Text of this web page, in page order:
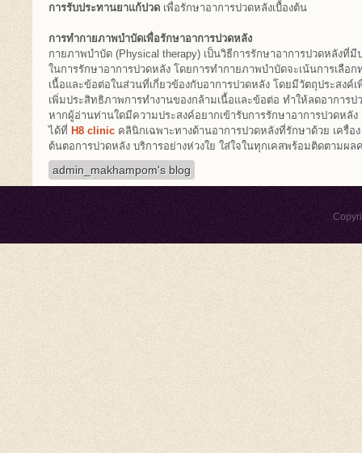
การรับประทานยาแก้ปวด เพื่อรักษาอาการปวดหลังเบื้องต้น
การทำกายภาพบำบัดเพื่อรักษาอาการปวดหลัง
กายภาพบำบัด (Physical therapy) เป็นวิธีการรักษาอาการปวดหลังที่
ในการรักษาอาการปวดหลัง โดยการทำกายภาพบำบัดจะเน้นการเลือ
เนื้อและข้อต่อในส่วนที่เกี่ยวข้องกับอาการปวดหลัง โดยมีวัตถุประสงค์
เพิ่มประสิทธิภาพการทำงานของกล้ามเนื้อและข้อต่อ ทำให้ลดอาการ
หากผู้อ่านท่านใดมีความประสงค์อยากเข้ารับการรักษาอาการปวดหลั
ได้ที่ H8 clinic คลินิกเฉพาะทางด้านอาการปวดหลังที่รักษาด้วย เครื่
ต้นตอการปวดหลัง บริการอย่างห่วงใย ใส่ใจในทุกเคสพร้อมติดตามผล
admin_makhampom's blog